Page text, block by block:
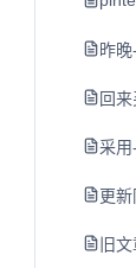
昨
回
采用
更
旧